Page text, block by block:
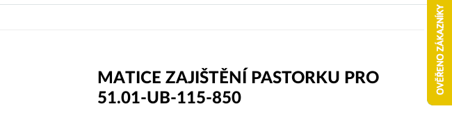
MATICE ZAJIŠTĚNÍ PASTORKU PRO
51.01-UB-115-850